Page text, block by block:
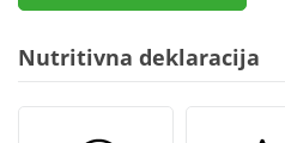
Nutritivna deklaracija